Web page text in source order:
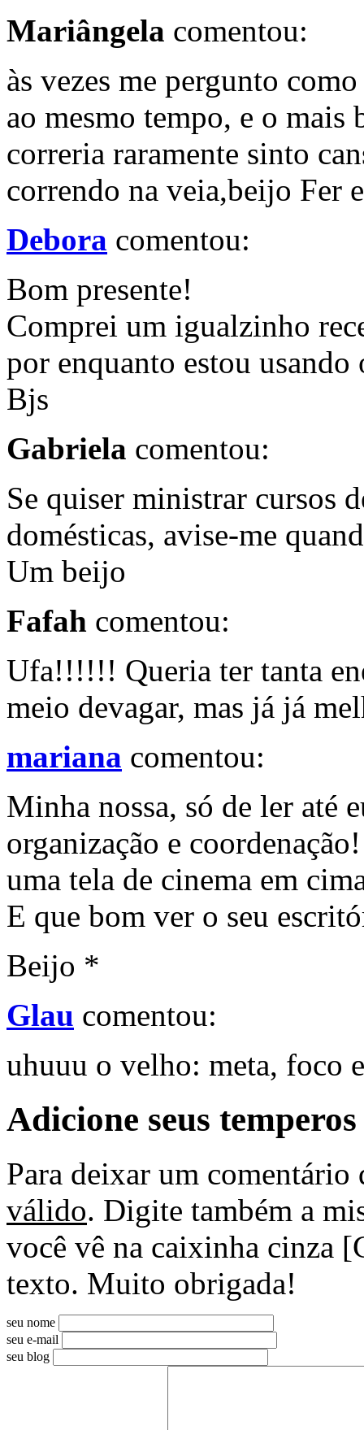
Mariângela comentou:
às vezes me pergunto
ao mesmo tempo, e o mais
correria raramente sinto
correndo na veia,beijo Fer
Debora comentou:
Bom presente!
Comprei um igualzinho
por enquanto estou usando
Bjs
Gabriela comentou:
Se quiser ministrar cursos
domésticas, avise-me
Um beijo
Fafah comentou:
Ufa!!!!!! Queria ter tanta
meio devagar, mas já já
mariana comentou:
Minha nossa, só de ler até
organização e
uma tela de cinema em
E que bom ver o seu
Beijo *
Glau comentou:
uhuuu o velho: meta, foco
Adicione seus temperos
Para deixar um
válido. Digite também a
você vê na caixinha cinza
texto. Muito obrigada!
seu nome
seu e-mail
seu blog